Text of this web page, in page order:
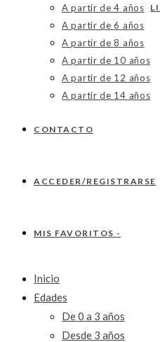
A partir de 4 años
A partir de 6 años
A partir de 8 años
A partir de 10 años
A partir de 12 años
A partir de 14 años
CONTACTO
ACCEDER/REGISTRARSE
MIS FAVORITOS -
Inicio
Edades
De 0 a 3 años
Desde 3 años